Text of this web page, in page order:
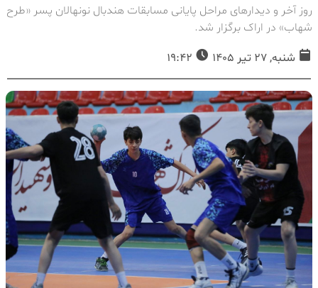
روز آخر و دیدارهای مراحل پایانی مسابقات هندبال نونهالان پسر «طرح
شهاب» در اراک برگزار شد.
شنبه, 27 تیر 1405